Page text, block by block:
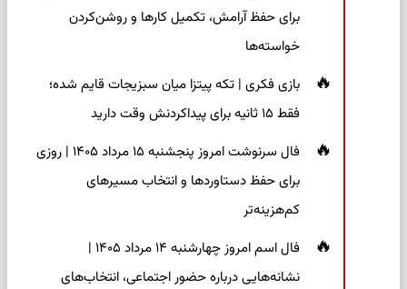
برای حفظ آرامش، تکمیل کارها و روشن‌کردن
خواسته‌ها
بازی فکری | تکه پیتزا میان سبزیجات قایم شده؛
فقط ۱۵ ثانیه برای پیداکردنش وقت دارید
فال سرنوشت امروز پنجشنبه ۱۵ مرداد ۱۴۰۵ | روزی
برای حفظ دستاوردها و انتخاب مسیرهای
کم‌هزینه‌تر
فال اسم امروز چهارشنبه ۱۴ مرداد ۱۴۰۵ |
نشانه‌هایی درباره حضور اجتماعی، انتخاب‌های